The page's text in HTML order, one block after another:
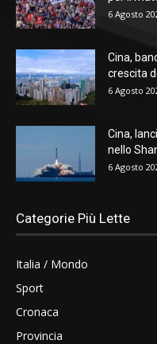
6 Agosto
Cina,
crescita
6 Agosto
Cina,
nello
6 Agosto
Categorie Più Lette
Italia / Mondo
Sport
Cronaca
Provincia